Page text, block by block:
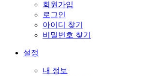
회원가입
로그인
아이디 찾기
비밀번호 찾기
설정
내 정보